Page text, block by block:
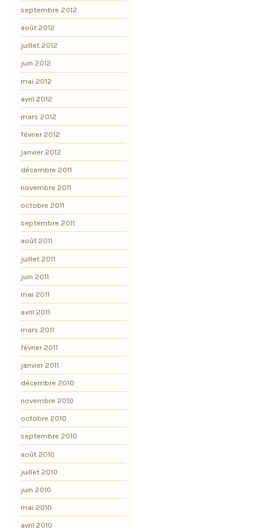
septembre 2012
août 2012
juillet 2012
juin 2012
mai 2012
avril 2012
mars 2012
février 2012
janvier 2012
décembre 2011
novembre 2011
octobre 2011
septembre 2011
août 2011
juillet 2011
juin 2011
mai 2011
avril 2011
mars 2011
février 2011
janvier 2011
décembre 2010
novembre 2010
octobre 2010
septembre 2010
août 2010
juillet 2010
juin 2010
mai 2010
avril 2010